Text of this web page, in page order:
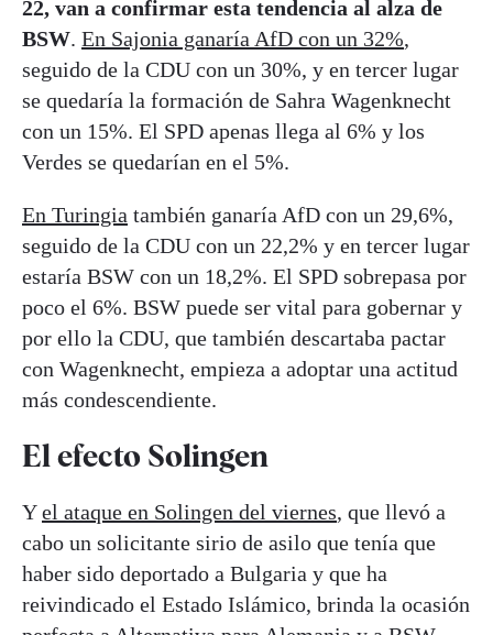
22, van a confirmar esta tendencia al alza de
BSW. En Sajonia ganaría AfD con un 32%,
seguido de la CDU con un 30%, y en tercer lugar
se quedaría la formación de Sahra Wagenknecht
con un 15%. El SPD apenas llega al 6% y los
Verdes se quedarían en el 5%.
En Turingia también ganaría AfD con un 29,6%,
seguido de la CDU con un 22,2% y en tercer lugar
estaría BSW con un 18,2%. El SPD sobrepasa por
poco el 6%. BSW puede ser vital para gobernar y
por ello la CDU, que también descartaba pactar
con Wagenknecht, empieza a adoptar una actitud
más condescendiente.
El efecto Solingen
Yel ataque en Solingen del viernes, que llevó a
cabo un solicitante sirio de asilo que tenía que
haber sido deportado a Bulgaria y que ha
reivindicado el Estado Islámico, brinda la ocasión